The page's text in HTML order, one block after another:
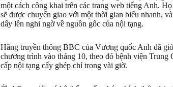
một cách công khai trên các trang web tiếng Anh.
sẽ được chuyển giao với một thời gian biểu nhanh,
dấy lên nghi ngờ về nguồn gốc của nội tạng.
Hãng truyền thông BBC của Vương quốc Anh đã
chương trình vào tháng 10, theo đó bệnh viện Trung
cấp nội tạng cấy ghép chỉ trong vài giờ.